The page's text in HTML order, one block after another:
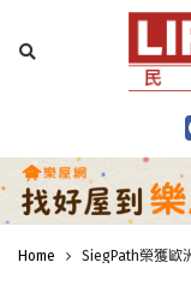
Home SiegPath榮獲歐